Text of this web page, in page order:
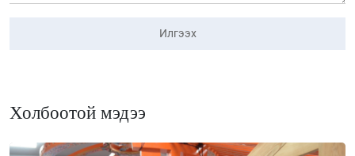
Илгээх
Холбоотой мэдээ